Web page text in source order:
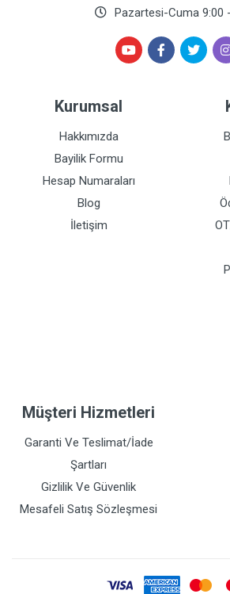
Pazartesi-Cuma 9:00
Kurumsal
Hakkımızda
Bayilik Formu
Hesap Numaraları
Blog
İletişim
Müşteri Hizmetleri
Garanti Ve Teslimat/İade
Şartları
Gizlilik Ve Güvenlik
Mesafeli Satış Sözleşmesi